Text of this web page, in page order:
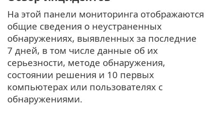
На этой панели мониторинга отображаются
общие сведения о неустраненных
обнаружениях, выявленных за последние
7 дней, в том числе данные об их
серьезности, методе обнаружения,
состоянии решения и 10 первых
компьютерах или пользователях с
обнаружениями.